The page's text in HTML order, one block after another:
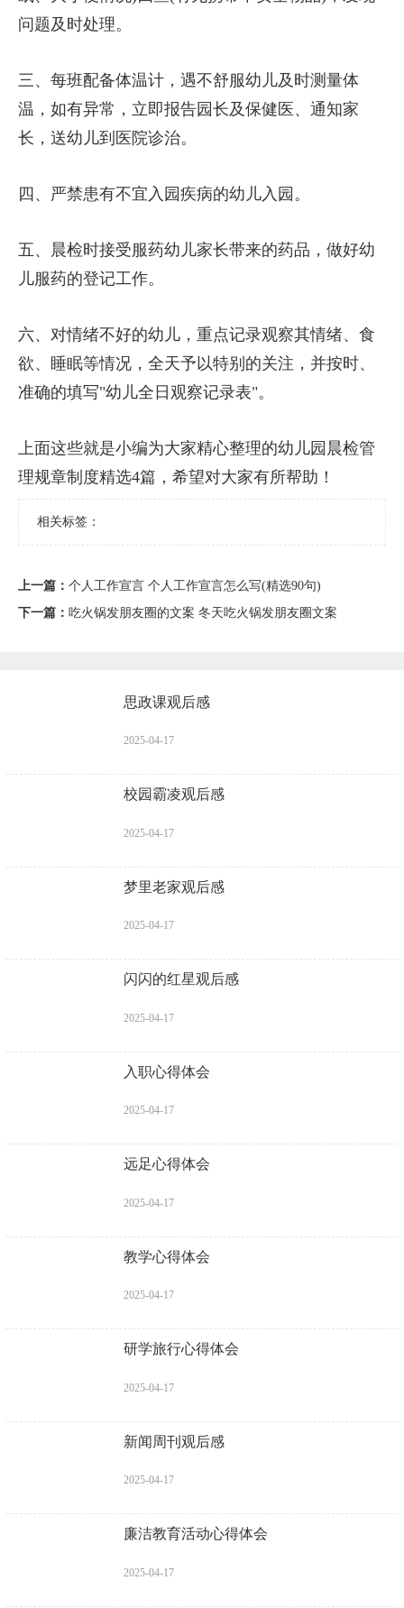
问题及时处理。
三、每班配备体温计，遇不舒服幼儿及时测量体
温，如有异常，立即报告园长及保健医、通知家
长，送幼儿到医院诊治。
四、严禁患有不宜入园疾病的幼儿入园。
五、晨检时接受服药幼儿家长带来的药品，做好幼
儿服药的登记工作。
六、对情绪不好的幼儿，重点记录观察其情绪、食
欲、睡眠等情况，全天予以特别的关注，并按时、
准确的填写"幼儿全日观察记录表"。
上面这些就是小编为大家精心整理的幼儿园晨检管
理规章制度精选4篇，希望对大家有所帮助！
相关标签：
上一篇： 个人工作宣言 个人工作宣言怎么写(精选90句)
下一篇： 吃火锅发朋友圈的文案 冬天吃火锅发朋友圈文案
思政课观后感
2025-04-17
校园霸凌观后感
2025-04-17
梦里老家观后感
2025-04-17
闪闪的红星观后感
2025-04-17
入职心得体会
2025-04-17
远足心得体会
2025-04-17
教学心得体会
2025-04-17
研学旅行心得体会
2025-04-17
新闻周刊观后感
2025-04-17
廉洁教育活动心得体会
2025-04-17